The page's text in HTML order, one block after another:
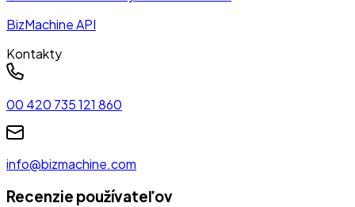
BizMachine API
Kontakty
00 420 735 121 860
info@bizmachine.com
Recenzie používateľov